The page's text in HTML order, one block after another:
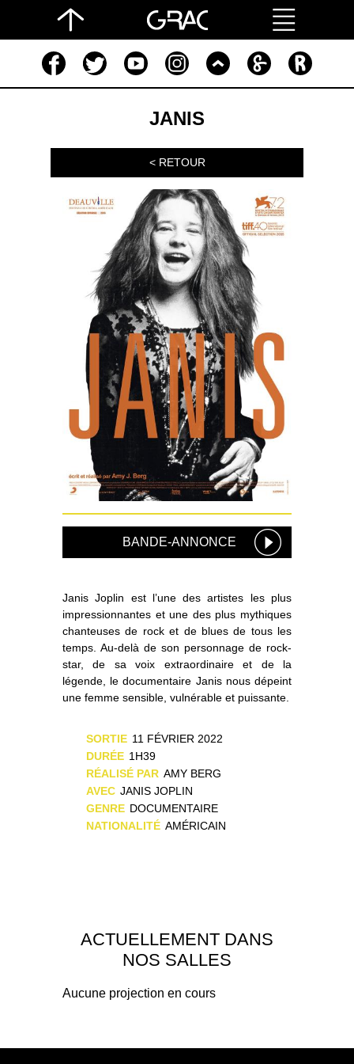
JANIS
< RETOUR
BANDE-ANNONCE
Janis Joplin est l’une des artistes les plus
impressionnantes et une des plus mythiques
chanteuses de rock et de blues de tous les
temps. Au-delà de son personnage de rock-
star, de sa voix extraordinaire et de la
légende, le documentaire Janis nous dépeint
une femme sensible, vulnérable et puissante.
SORTIE 11 FÉVRIER 2022
DURÉE 1H39
RÉALISÉ PAR AMY BERG
AVEC JANIS JOPLIN
GENRE DOCUMENTAIRE
NATIONALITÉ AMÉRICAIN
ACTUELLEMENT DANS
NOS SALLES
Aucune projection en cours